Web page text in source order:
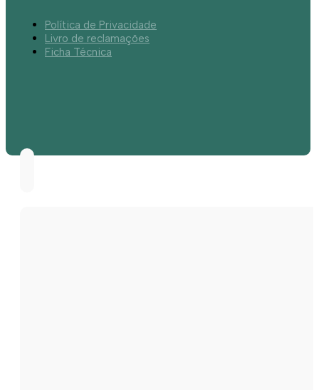
Política de Privacidade
Livro de reclamações
Ficha Técnica